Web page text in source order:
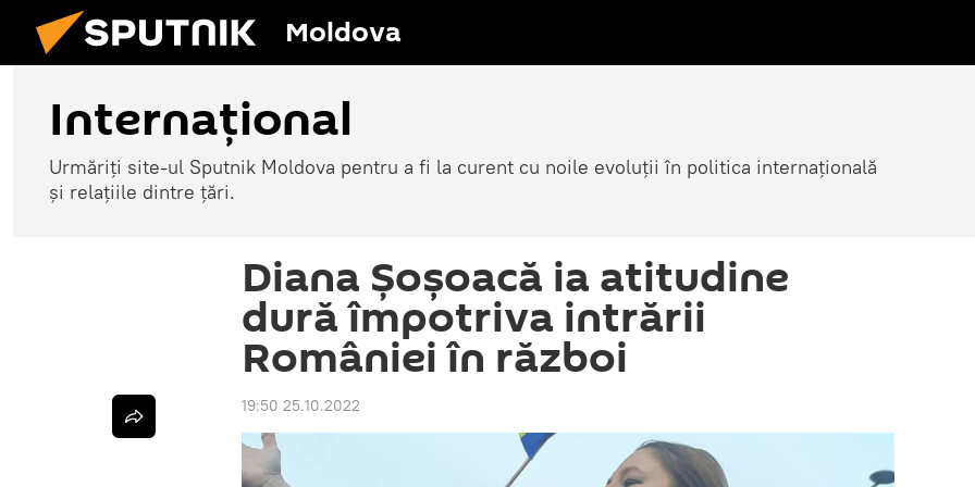
Moldova
Internațional
Urmăriți site-ul Sputnik Moldova pentru a fi la curent cu noile evoluții în politica internațională
și relațiile dintre țări.
Diana Șoșoacă ia atitudine
dură împotriva intrării
României în război
19:50 25.10.2022